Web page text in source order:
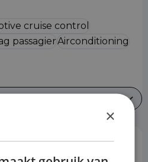
cruise control
passagierAirconditioning
×